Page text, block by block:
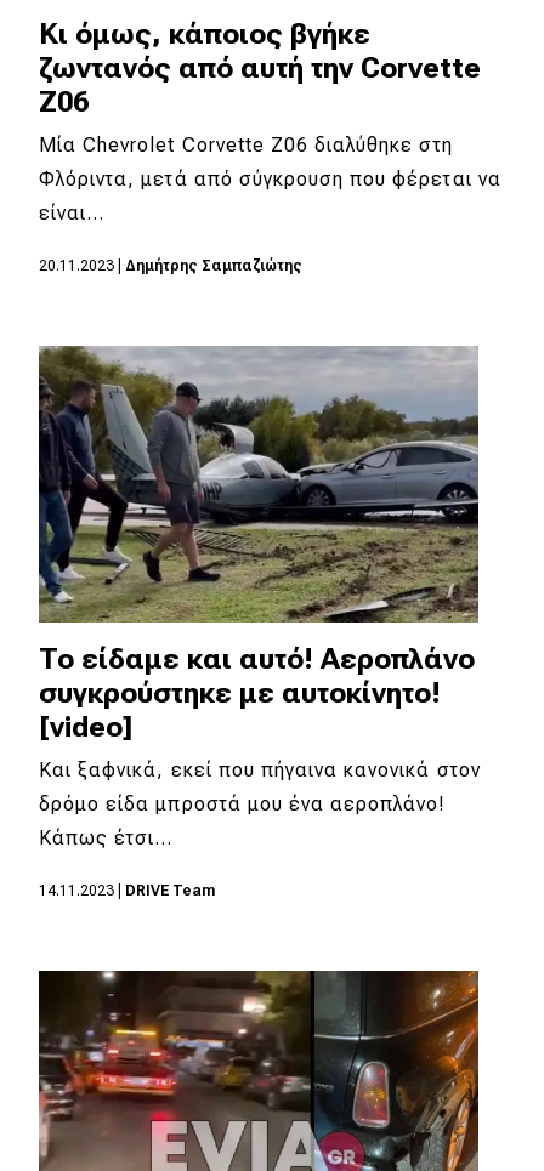
Κι όμως, κάποιος βγήκε
ζωντανός από αυτή την Corvette
Z06
Μία Chevrolet Corvette Z06 διαλύθηκε στη
Φλόριντα, μετά από σύγκρουση που φέρεται να
είναι…
20.11.2023 Δημήτρης Σαμπαζιώτης
To είδαμε και αυτό! Aεροπλάνο
συγκρούστηκε με αυτοκίνητο!
[video]
Και ξαφνικά, εκεί που πήγαινα κανονικά στον
δρόμο είδα μπροστά μου ένα αεροπλάνο!
Κάπως έτσι…
14.11.2023 DRIVE Team